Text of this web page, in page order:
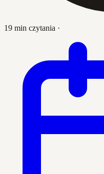
19 min czytania ·